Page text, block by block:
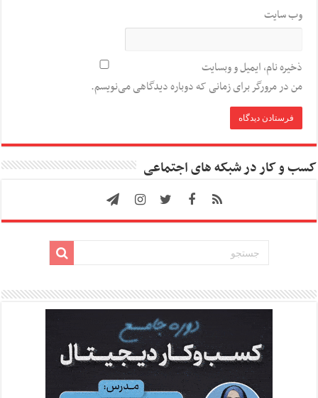
وب‌ سایت
ذخیره نام، ایمیل و وبسایت
من در مرورگر برای زمانی که دوباره دیدگاهی می‌نویسم.
کسب و کار در شبکه های اجتماعی